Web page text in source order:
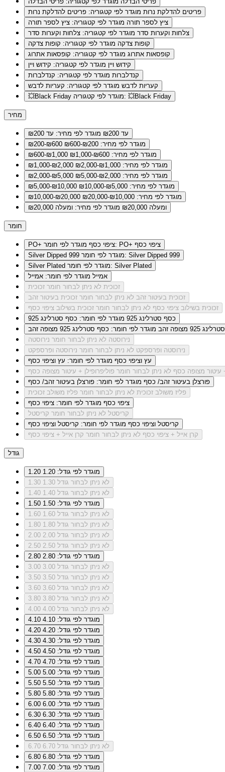
פריטים להדלקת נרות מוגדר לפי קטגוריה: פריטים להדלקת נרות
ציץ לספר תורה מוגדר לפי קטגוריה: ציץ לספר תורה
צלחות וקערות סדר מוגדר לפי קטגוריה: צלחות וקערות סדר
קופות צדקה מוגדר לפי קטגוריה: קופות צדקה
קופסאות אתרוג מוגדר לפי קטגוריה: קופסאות אתרוג
קידוש ויין מוגדר לפי קטגוריה: קידוש ויין
קנדלברות מוגדר לפי קטגוריה: קנדלברות
קעריות לדבש מוגדר לפי קטגוריה: קעריות לדבש
💥Black Friday
מוגדר לפי קטגוריה: 💥Black Friday
מחיר
עד ₪200
מוגדר לפי מחיר: עד ₪200
₪200-₪600
מוגדר לפי מחיר: ₪200-₪600
₪600-₪1,000
מוגדר לפי מחיר: ₪600-₪1,000
₪1,000-₪2,000
מוגדר לפי מחיר: ₪1,000-₪2,000
₪2,000-₪5,000
מוגדר לפי מחיר: ₪2,000-₪5,000
₪5,000-₪10,000
מוגדר לפי מחיר: ₪5,000-₪10,000
₪10,000-₪20,000
מוגדר לפי מחיר: ₪10,000-₪20,000
ומעלה ₪20,000
מוגדר לפי מחיר: ומעלה ₪20,000
חומר
PO+ ציפוי כסף
מוגדר לפי חומר: PO+ ציפוי כסף
Silver Dipped 999
מוגדר לפי חומר: Silver Dipped 999
Silver Plated
מוגדר לפי חומר: Silver Plated
אמייל מוגדר לפי חומר: אמייל
זכוכית לא ניתן לבחור חומר זכוכית
זכוכית בעיטור זהב לא ניתן לבחור חומר זכוכית בעיטור זהב
זכוכית בשילוב ציפוי כסף לא ניתן לבחור חומר זכוכית בשילוב ציפוי כסף
כסף סטרלינג 925
מוגדר לפי חומר: כסף סטרלינג 925
925 מצופה זהב
מוגדר לפי חומר: כסף סטרלינג 925 מצופה זהב
נירוסטה לא ניתן לבחור חומר נירוסטה
נירוסטה ופרספקט לא ניתן לבחור חומר נירוסטה ופרספקט
עץ וציפוי כסף מוגדר לפי חומר: עץ וציפוי כסף
עיטור מצופה כסף לא ניתן לבחור חומר פוליפרופילן + עיטור מצופה כסף
פורצלן בעיטור זהב/ כסף מוגדר לפי חומר: פורצלן בעיטור זהב/ כסף
פליז משולב זכוכית לא ניתן לבחור חומר פליז משולב זכוכית
ציפוי כסף מוגדר לפי חומר: ציפוי כסף
קריסטל לא ניתן לבחור חומר קריסטל
קריסטל וציפוי כסף מוגדר לפי חומר: קריסטל וציפוי כסף
קרן אייל + ציפוי כסף לא ניתן לבחור חומר קרן אייל + ציפוי כסף
גודל
1.20
מוגדר לפי גודל: 1.20
1.30
לא ניתן לבחור גודל 1.30
1.40
לא ניתן לבחור גודל 1.40
1.50
מוגדר לפי גודל: 1.50
1.60
לא ניתן לבחור גודל 1.60
1.80
לא ניתן לבחור גודל 1.80
2.00
לא ניתן לבחור גודל 2.00
2.50
לא ניתן לבחור גודל 2.50
2.80
מוגדר לפי גודל: 2.80
3.00
לא ניתן לבחור גודל 3.00
3.50
לא ניתן לבחור גודל 3.50
3.60
לא ניתן לבחור גודל 3.60
3.80
לא ניתן לבחור גודל 3.80
4.00
לא ניתן לבחור גודל 4.00
4.10
מוגדר לפי גודל: 4.10
4.20
מוגדר לפי גודל: 4.20
4.30
מוגדר לפי גודל: 4.30
4.50
מוגדר לפי גודל: 4.50
4.70
מוגדר לפי גודל: 4.70
5.00
מוגדר לפי גודל: 5.00
5.50
מוגדר לפי גודל: 5.50
5.80
מוגדר לפי גודל: 5.80
6.00
מוגדר לפי גודל: 6.00
6.30
מוגדר לפי גודל: 6.30
6.40
מוגדר לפי גודל: 6.40
6.50
מוגדר לפי גודל: 6.50
6.70
לא ניתן לבחור גודל 6.70
6.80
מוגדר לפי גודל: 6.80
7.00
מוגדר לפי גודל: 7.00